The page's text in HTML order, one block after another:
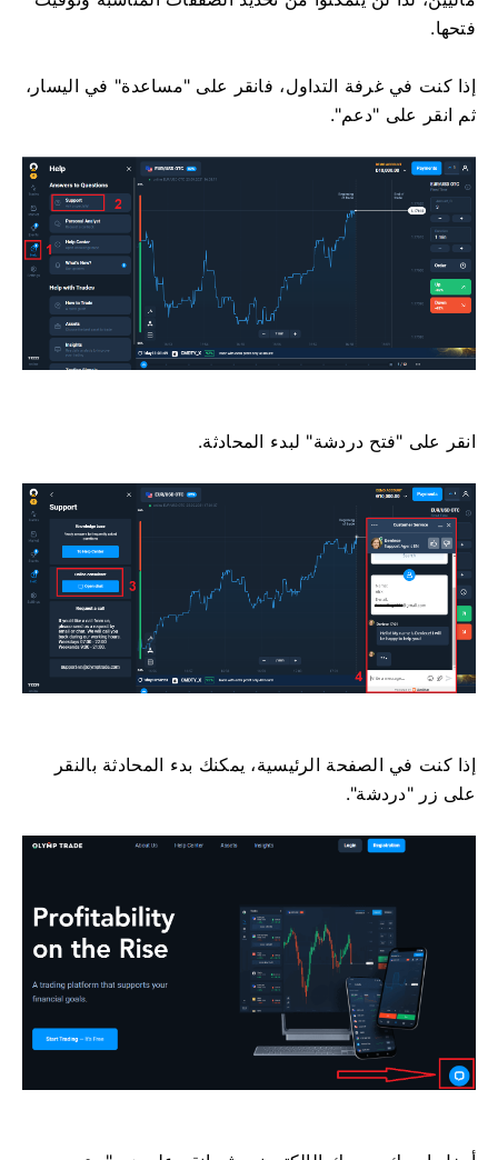
فتحها.
إذا كنت في غرفة التداول، فانقر على "مساعدة" في اليسار،
ثم انقر على "دعم".
انقر على "فتح دردشة" لبدء المحادثة.
إذا كنت في الصفحة الرئيسية، يمكنك بدء المحادثة بالنقر
على زر "دردشة".